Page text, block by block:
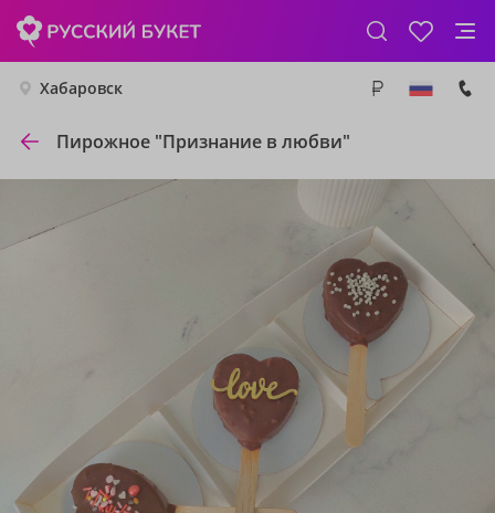
Хабаровск
Пирожное "Признание в любви"